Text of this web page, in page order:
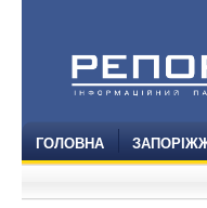
ГОЛОВНА